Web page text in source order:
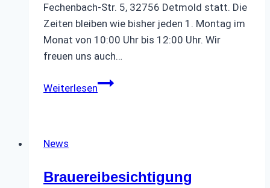
Fechenbach-Str. 5, 32756 Detmold statt. Die
Zeiten bleiben wie bisher jeden 1. Montag im
Monat von 10:00 Uhr bis 12:00 Uhr. Wir
freuen uns auch…
WeiterlesenMontagstreffen
News
Brauereibesichtigung